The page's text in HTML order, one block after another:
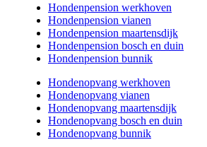
Hondenpension werkhoven
Hondenpension vianen
Hondenpension maartensdijk
Hondenpension bosch en duin
Hondenpension bunnik
Hondenopvang werkhoven
Hondenopvang vianen
Hondenopvang maartensdijk
Hondenopvang bosch en duin
Hondenopvang bunnik